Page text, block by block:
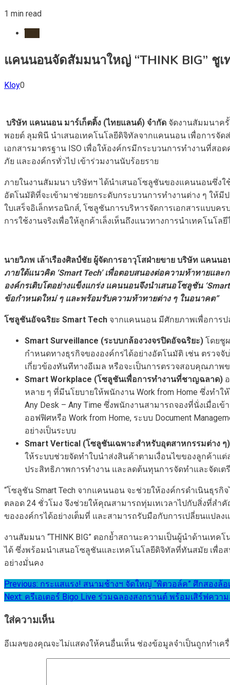
1 min read
แคนนอนจัดสัมมนาใหญ่ “THINK BIG” ชู
Kloy0
บริษัท แคนนอน มาร์เก็ตติ้ง (ไทยแลนด์) จำกัด จัดงานสัมมนาค
พอยต์ ลุมพินี นำเสนอเทคโนโลยีดิจิทัลจากแคนนอน เพื่อการจัด
เอกสารมาตรฐาน ISO เพื่อให้องค์กรมีกระบวนการทำงานที่ส
ภัย และองค์กรทั่วไป เข้าร่วมงานนับร้อยราย
ภายในงานสัมมนา บริษัทฯ ได้นำเสนอโซลูชันของแคนนอนซึ่งใ
อัตโนมัติที่จะเข้ามาช่วยยกระดับกระบวนการทำงานต่าง ๆ ให้มี
ใบเสร็จอิเล็กทรอนิกส์, โซลูชันการบริหารจัดการเอกสารแบบค
การใช้งานจริงเพื่อให้ลูกค้าเล็งเห็นถึงแนวทางการนำเทคโนโล
นายวิภพ เล้าเรืองศิลป์ชัย ผู้จัดการอาวุโสฝ่ายขาย บริษัท แคนน
ภายใต้แนวคิด ‘Smart Tech’ เพื่อตอบสนองต่อความท้าทายแล
องค์กรเติบโตอย่างแข็งแกร่ง แคนนอนจึงนำเสนอโซลูชัน
ข้อกำหนดใหม่ ๆ และพร้อมรับความท้าทายต่าง ๆ ในอนาคต”
โซลูชันอัจฉริยะ Smart Tech จากแคนนอน มีศักยภาพเพื่อการ
Smart Surveillance (ระบบกล้องวงจรปิดอัจฉริยะ) โดยชู
กำหนดทางธุรกิจขององค์กรได้อย่างอัตโนมัติ เช่น ตรว
เกี่ยวข้องทันทีทางอีเมล หรือจะเป็นการตรวจสอบคุณภา
Smart Workplace (โซลูชันเพื่อการทำงานที่ชาญฉลาด)
หลาย ๆ ที่มีนโยบายให้พนักงาน Work from Home ซึ่งทำ
Any Desk – Any Time ซึ่งพนักงานสามารถจองที่นั่งเมื่อ
ออฟฟิศหรือ Work from Home, ระบบ Document
อย่างเป็นระบบ
Smart Vertical (โซลูชันเฉพาะสำหรับอุตสาหกรรมต่าง ๆ)
ให้ระบบช่วยจัดทำใบนำส่งสินค้าตามเงื่อนไขของลูกค้าแ
ประสิทธิภาพการทำงาน และลดต้นทุนการจัดทำและจัดเต
“โซลูชัน Smart Tech จากแคนนอน จะช่วยให้องค์กรดำเนินธุร
ตลอด 24 ชั่วโมง จึงช่วยให้คุณสามารถทุ่มเทเวลาไปกับสิ่งที่ส
ขององค์กรได้อย่างเต็มที่ และสามารถรับมือกับการเปลี่ยนแปล
งานสัมมนา “THINK BIG” ตอกย้ำสถานะความเป็นผู้นำด้านเ
ได้ ซึ่งพร้อมนำเสนอโซลูชันและเทคโนโลยีดิจิทัลที่ทันสมัย เพื่อ
อย่างมั่นคง
แนะแนว
เรื่อง
Previous: กระแสแรง! สนามช้างฯ จัดใหญ่ “พิตวอล์ค” ศึกสองล้
Next: ครีเอเตอร์ Bigo Live ร่วมฉลองสงกรานต์ พร้อมเสิร์ฟคว
ใส่ความเห็น
อีเมลของคุณจะไม่แสดงให้คนอื่นเห็น ช่องข้อมูลจำเป็นถูกทำเค